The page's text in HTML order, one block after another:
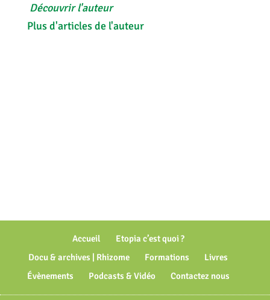
Découvrir l'auteur
Plus d'articles de l'auteur
Accueil
Etopia c’est quoi ?
Docu & archives | Rhizome
Formations
Livres
Évènements
Podcasts & Vidéo Contactez nous